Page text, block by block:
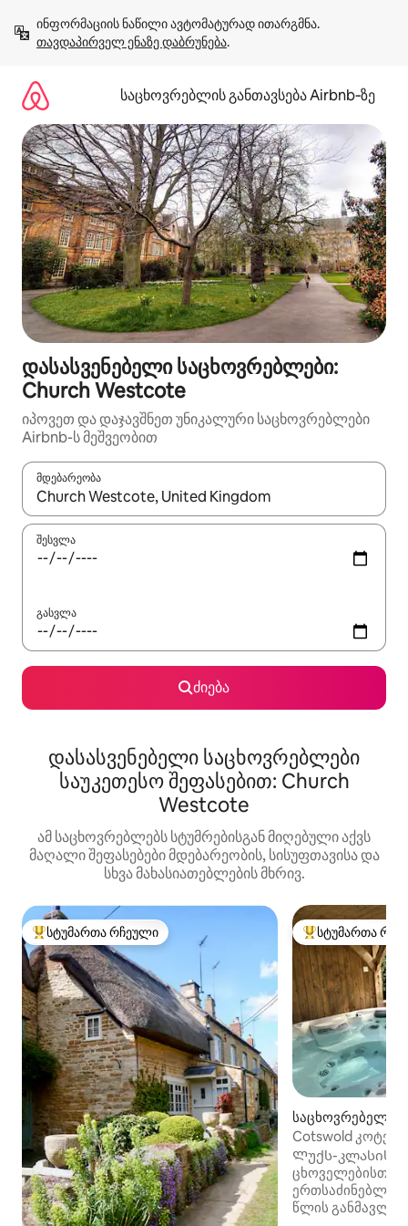
გადასვლა
თავდაპირველ ენაზე დაბრუნება.
საცხოვრებლის განთავსება Airbnb‑ზე
დასასვენებელი საცხოვრებლები:
Church Westcote
იპოვეთ და დაჯავშნეთ უნიკალური საცხოვრებლები
Airbnb-ს მეშვეობით
მდებარეობა
როცა შედეგები ხელმისაწვდომი გახდება, ნავიგაციისთვის
შესვლა
გასვლა
ძიება
დასასვენებელი საცხოვრებლები
საუკეთესო შეფასებით: Church
Westcote
ამ საცხოვრებლებს სტუმრებისგან მიღებული აქვს
მაღალი შეფასებები მდებარეობის, სისუფთავისა და
სხვა მახასიათებლების მხრივ.
სტუმართა რჩეული მოწინავე ვარიანტი
სტუმართა რჩეული სტუმართა
სტუმართა
საცხოვრებელი
n)
Cotswold
აუზით
Ლუქს-კლასის
წლის